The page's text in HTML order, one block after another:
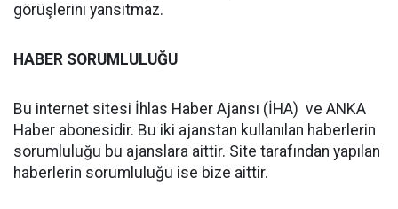
görüşlerini yansıtmaz.
HABER SORUMLULUĞU
Bu internet sitesi İhlas Haber Ajansı (İHA) ve ANKA
Haber abonesidir. Bu iki ajanstan kullanılan haberlerin
sorumluluğu bu ajanslara aittir. Site tarafından yapılan
haberlerin sorumluluğu ise bize aittir.